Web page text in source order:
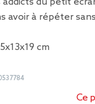
avoir à répéter
cm
Ce